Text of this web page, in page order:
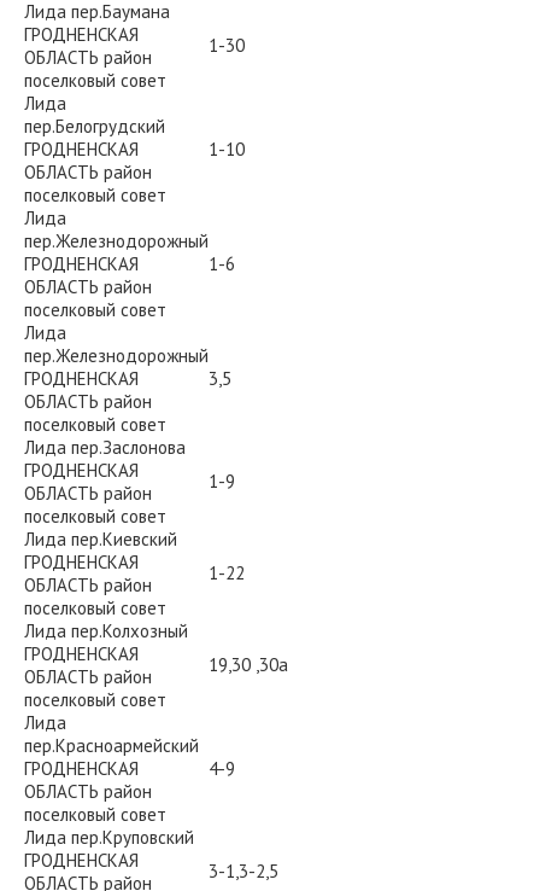
Лида пер.Баумана
ГРОДНЕНСКАЯ
ОБЛАСТЬ район
поселковый совет
1-30
Лида
пер.Белогрудский
ГРОДНЕНСКАЯ
ОБЛАСТЬ район
поселковый совет
1-10
Лида
пер.Железнодорожный
ГРОДНЕНСКАЯ
ОБЛАСТЬ район
поселковый совет
1-6
Лида
пер.Железнодорожный
ГРОДНЕНСКАЯ
ОБЛАСТЬ район
поселковый совет
3,5
Лида пер.Заслонова
ГРОДНЕНСКАЯ
ОБЛАСТЬ район
поселковый совет
1-9
Лида пер.Киевский
ГРОДНЕНСКАЯ
ОБЛАСТЬ район
поселковый совет
1-22
Лида пер.Колхозный
ГРОДНЕНСКАЯ
ОБЛАСТЬ район
поселковый совет
19,30 ,30а
Лида
пер.Красноармейский
ГРОДНЕНСКАЯ
ОБЛАСТЬ район
поселковый совет
4-9
Лида пер.Круповский
ГРОДНЕНСКАЯ
ОБЛАСТЬ район
3-1,3-2,5